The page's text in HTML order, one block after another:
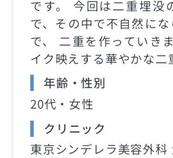
です。 今回は二重埋没
で、その中で不自然に
で、 二重を作っていき
イク映えする華やかな二
年齢・性別
20代・女性
クリニック
東京シンデレラ美容外科